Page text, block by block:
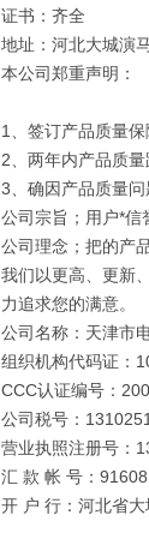
证书：齐全
地址：河北大城演
本公司郑重声明：
1、签订产品质量
2、两年内产品质
3、确因产品质量
公司宗旨；用户*信
公司理念；把的产
我们以更高、更新
力追求您的满意。
公司名称：天津市
组织机构代码证：
CCC认证编号：
公司税号：
营业执照注册号：
汇 款 帐 号：
开 户 行：河北省